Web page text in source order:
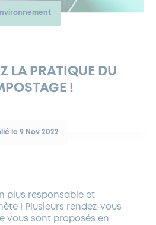
NATURELLE
LIBRE
LA PRATIQUE DU
!
le 9 Nov 2022
plus responsable et
! Plusieurs rendez-vous
vous sont proposés en